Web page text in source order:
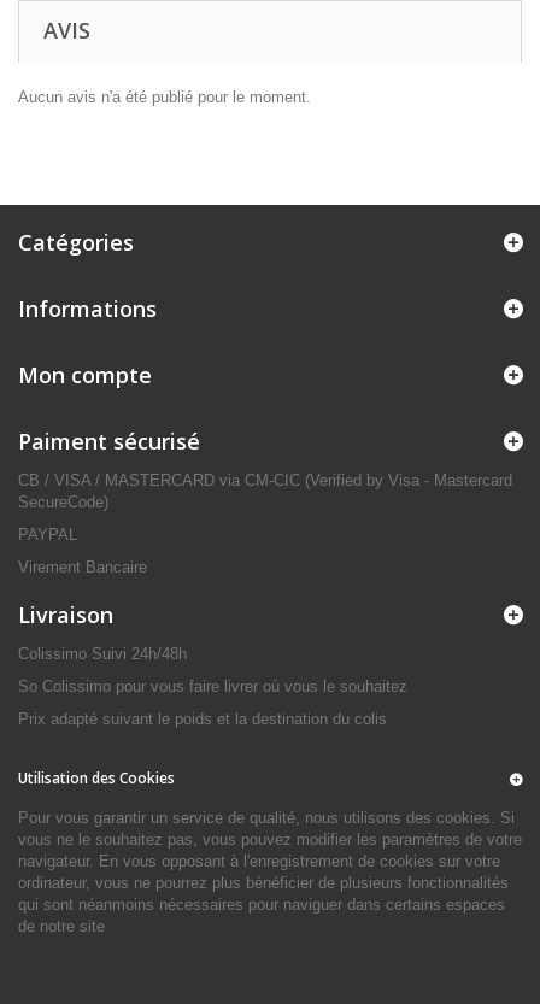
AVIS
Aucun avis n'a été publié pour le moment.
Catégories
Informations
Mon compte
Paiment sécurisé
CB / VISA / MASTERCARD via CM-CIC (Verified by Visa - Mastercard
SecureCode)
PAYPAL
Virement Bancaire
Livraison
Colissimo Suivi 24h/48h
So Colissimo pour vous faire livrer où vous le souhaitez
Prix adapté suivant le poids et la destination du colis
Utilisation des Cookies
Pour vous garantir un service de qualité, nous utilisons des cookies. Si
vous ne le souhaitez pas, vous pouvez modifier les paramètres de votre
navigateur. En vous opposant à l'enregistrement de cookies sur votre
ordinateur, vous ne pourrez plus bénéficier de plusieurs fonctionnalités
qui sont néanmoins nécessaires pour naviguer dans certains espaces
de notre site